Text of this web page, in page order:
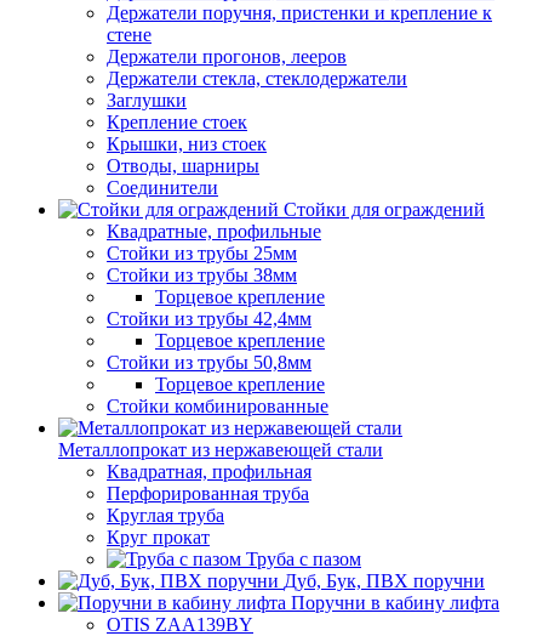
Держатели поручня, пристенки и крепление к
стене
Держатели прогонов, лееров
Держатели стекла, стеклодержатели
Заглушки
Крепление стоек
Крышки, низ стоек
Отводы, шарниры
Соединители
Стойки для ограждений
Квадратные, профильные
Стойки из трубы 25мм
Стойки из трубы 38мм
Торцевое крепление
Стойки из трубы 42,4мм
Торцевое крепление
Стойки из трубы 50,8мм
Торцевое крепление
Стойки комбинированные
Металлопрокат из нержавеющей стали
Квадратная, профильная
Перфорированная труба
Круглая труба
Круг прокат
Труба с пазом
Дуб, Бук, ПВХ поручни
Поручни в кабину лифта
OTIS ZAA139BY